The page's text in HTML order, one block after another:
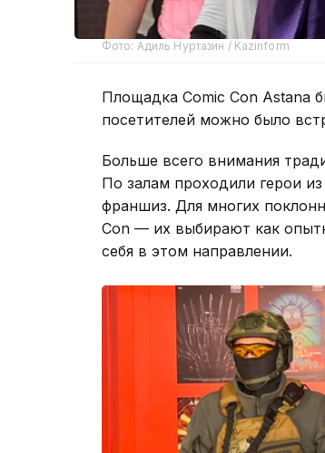
Фото: Адиль Нуртазин / Kazinform
Площадка Comic Con Astana
посетителей можно было
Больше всего внимания
По залам проходили герои
франшиз. Для многих
Con — их выбирают как
себя в этом направлении.